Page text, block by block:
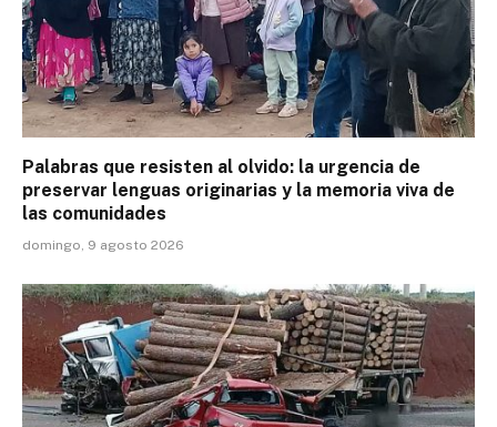
Palabras que resisten al olvido: la urgencia de
preservar lenguas originarias y la memoria viva de
las comunidades
domingo, 9 agosto 2026